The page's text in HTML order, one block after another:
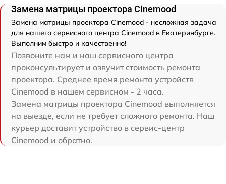
Замена матрицы проектора Cinemood
Замена матрицы проектора Cinemood - несложная задача
для нашего сервисного центра Cinemood в Екатеринбурге.
Выполним быстро и качественно!
Позвоните нам и наш сервисного центра
проконсультирует и озвучит стоимость ремонта
проектора. Среднее время ремонта устройств
Cinemood в нашем сервисном - 2 часа.
Замена матрицы проектора Cinemood выполняется
на выезде, если не требует сложного ремонта. Наш
курьер доставит устройство в сервис-центр
Cinemood и обратно.